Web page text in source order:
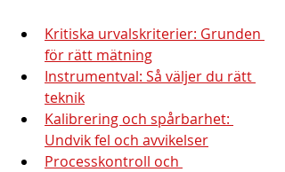
Kritiska urvalskriterier: Grunden
för rätt mätning
Instrumentval: Så väljer du rätt
teknik
Kalibrering och spårbarhet:
Undvik fel och avvikelser
Processkontroll och